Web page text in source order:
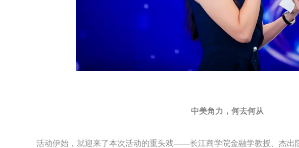
中美角力，何去何从
活动伊始，就迎来了本次活动的重头戏——长江商学院金融学教授、杰出